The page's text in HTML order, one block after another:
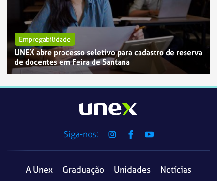
Empregabilidade
UNEX abre processo seletivo para cadastro de reserva
de docentes em Feira de Santana
Siga-nos:
A Unex Graduação Unidades
Notícias